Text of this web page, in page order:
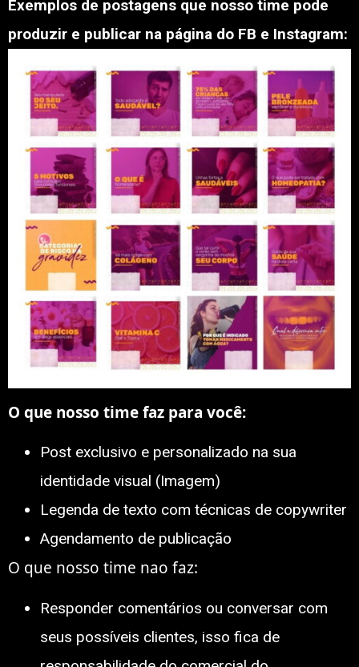
Exemplos de postagens que nosso time pode
produzir e publicar na página do FB e Instagram:
O que nosso time faz para você:
Post exclusivo e personalizado na sua
identidade visual (Imagem)
Legenda de texto com técnicas de copywriter
Agendamento de publicação
O que nosso time nao faz:
Responder comentários ou conversar com
seus possíveis clientes, isso fica de